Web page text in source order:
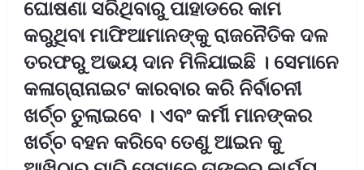
ଘୋଷଣା ସରିଥିବାରୁ ପାହାଡରେ କାମ
କରୁଥିବା ମାଫିଆମାନଙ୍କୁ ରାଜନୈତିକ ଦଳ
ତରଫରୁ ଅଭୟ ଦାନ ମିଳିଯାଇଛି । ସେମାନେ
କଳାଗ୍ରାନାଇଟ କାରବାର କରି ନିର୍ବାଚନୀ
ଖର୍ଚ୍ଚ ତୁଲାଇବେ । ଏବଂ କର୍ମୀ ମାନଙ୍କର
ଖର୍ଚ୍ଚ ବହନ କରିବେ ତେଣୁ ଆଇନ କୁ